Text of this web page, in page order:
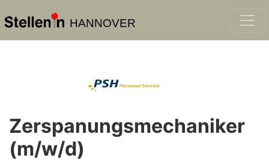
HANNOVER
Zerspanungsmechaniker
(m/w/d)